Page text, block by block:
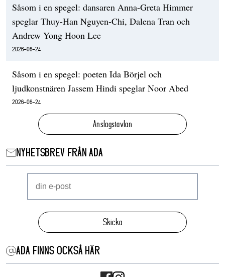
Såsom i en spegel: dansaren Anna-Greta Himmer
speglar Thuy-Han Nguyen-Chi, Dalena Tran och
Andrew Yong Hoon Lee
2026-06-24
Såsom i en spegel: poeten Ida Börjel och
ljudkonstnären Jassem Hindi speglar Noor Abed
2026-06-24
Anslagstavlan
NYHETSBREV FRÅN ADA
Skicka
ADA FINNS OCKSÅ HÄR